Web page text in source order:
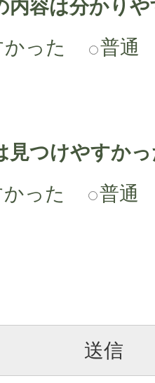
内容は分かり
った
普通
見つけやすか
った
普通